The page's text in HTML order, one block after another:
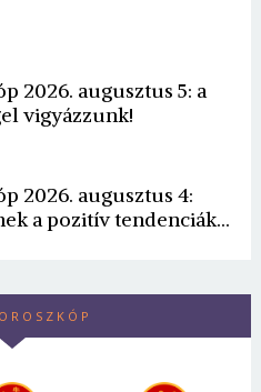
2026. augusztus 5: a
vigyázzunk!
2026. augusztus 4:
a pozitív tendenciák...